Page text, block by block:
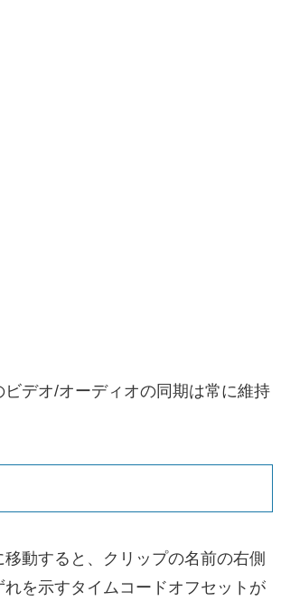
デオ/オーディオの同期は常に維持
動すると、クリップの名前の右側
を示すタイムコードオフセットが